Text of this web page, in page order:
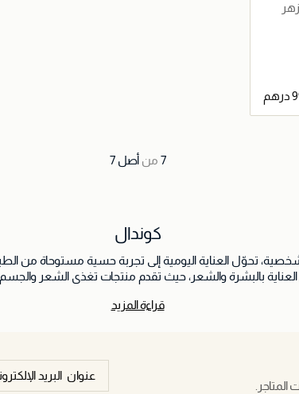
7 من أصل 7
كوندال
تحوّل العناية اليومية إلى تجربة حسية مستوحاة من
والراحة والانتعاش طويل الأمد. تؤمن كوندال بأن الجمال يكمن في لحظات العناية
قراءة المزيد